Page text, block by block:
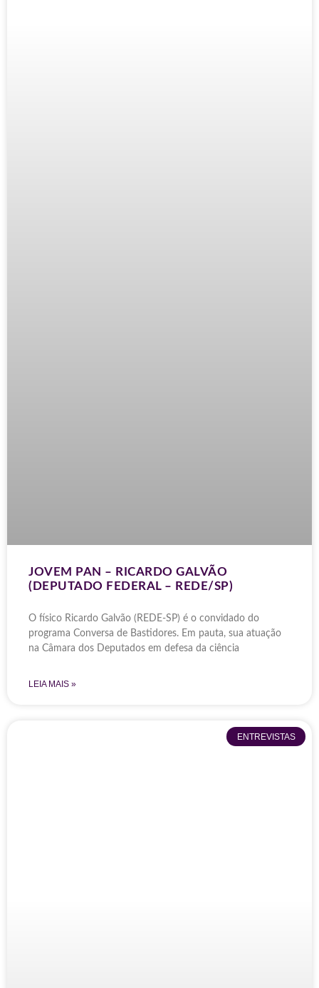
JOVEM PAN – RICARDO GALVÃO
(DEPUTADO FEDERAL – REDE/SP)
O físico Ricardo Galvão (REDE-SP) é o convidado do
programa Conversa de Bastidores. Em pauta, sua atuação
na Câmara dos Deputados em defesa da ciência
LEIA MAIS »
ENTREVISTAS